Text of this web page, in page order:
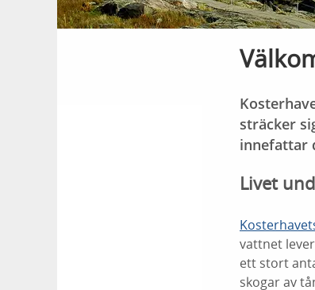
sträcker
innefattar
Livet
vattnet
ett stort
skogar av